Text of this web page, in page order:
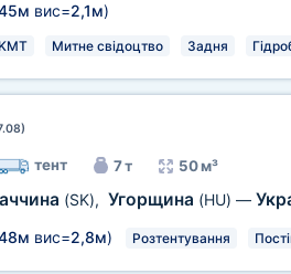
вис=2,1м)
Митне свідоцтво Задня
тент 7 т 50 м³
(SK), Угорщина (HU) —
вис=2,8м) Розтентування